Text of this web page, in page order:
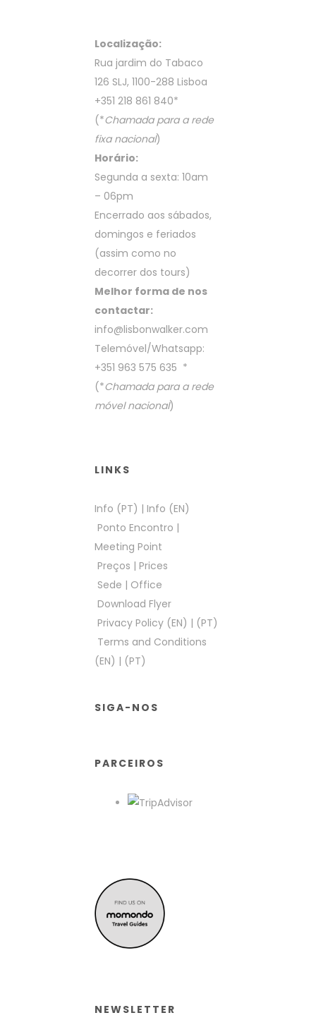
Localização:
Rua jardim do Tabaco
126 SLJ, 1100-288 Lisboa
+351 218 861 840*
(*Chamada para a rede
fixa nacional)
Horário:
Segunda a sexta: 10am
– 06pm
Encerrado aos sábados,
domingos e feriados
(assim como no
decorrer dos tours)
Melhor forma de nos
contactar:
info@lisbonwalker.com
Telemóvel/Whatsapp:
+351 963 575 635 *
(*Chamada para a rede
móvel nacional)
LINKS
Info (PT) | Info (EN)
Ponto Encontro |
Meeting Point
Preços | Prices
Sede | Office
Download Flyer
Privacy Policy (EN) | (PT)
Terms and Conditions
(EN) | (PT)
SIGA-NOS
PARCEIROS
NEWSLETTER